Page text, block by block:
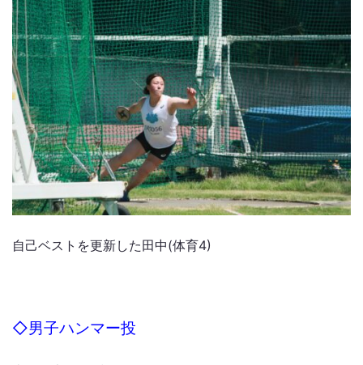
自己ベストを更新した田中(体育4)
◇男子ハンマー投